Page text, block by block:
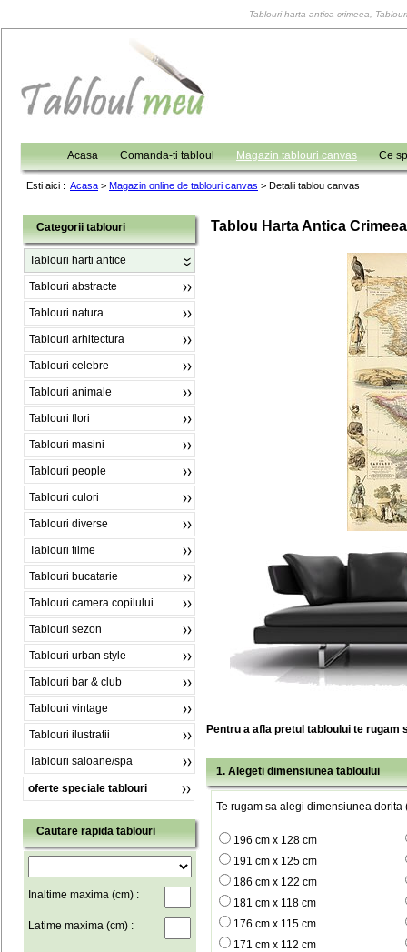
Tablouri harta antica crimeea,
Acasa Comanda-ti tabloul Magazin tablouri canvas Ce
Esti aici : Acasa > Magazin online de tablouri canvas > Detalii tablou canvas
Categorii tablouri
Tablouri harti antice
Tablouri abstracte
Tablouri natura
Tablouri arhitectura
Tablouri celebre
Tablouri animale
Tablouri flori
Tablouri masini
Tablouri people
Tablouri culori
Tablouri diverse
Tablouri filme
Tablouri bucatarie
Tablouri camera copilului
Tablouri sezon
Tablouri urban style
Tablouri bar & club
Tablouri vintage
Tablouri ilustratii
Tablouri saloane/spa
oferte speciale tablouri
Cautare rapida tablouri
Inaltime maxima (cm) :
Latime maxima (cm) :
Tablou Harta Antica Crimeea
Pentru a afla pretul tabloului te rugam
1. Alegeti dimensiunea tabloului
Te rugam sa alegi dimensiunea dorita
196 cm x 128 cm
191 cm x 125 cm
186 cm x 122 cm
181 cm x 118 cm
176 cm x 115 cm
171 cm x 112 cm